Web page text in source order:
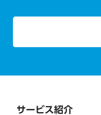
サービス紹介